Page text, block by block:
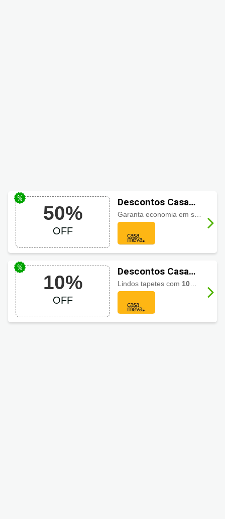
50%
OFF
Descontos Casa
Meva Decor em
tapetes e
passadeiras
10%
OFF
Descontos Casa
Meva Decor com
10% em tapetes
Lindos tapetes com 10% de desconto